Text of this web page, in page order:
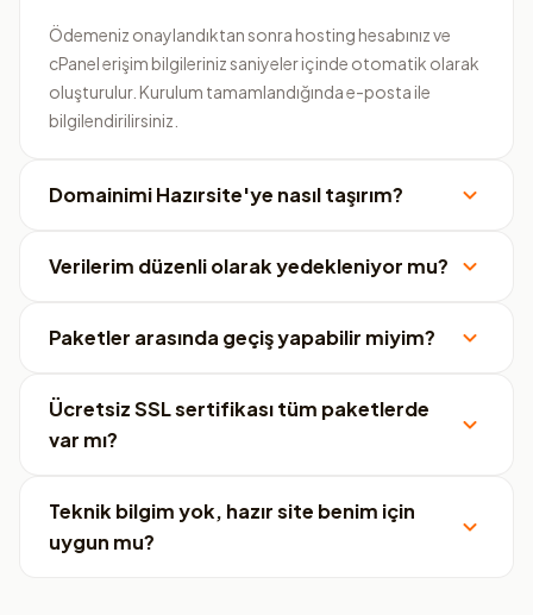
Ödemeniz onaylandıktan sonra hosting hesabınız ve
cPanel erişim bilgileriniz saniyeler içinde otomatik olarak
oluşturulur. Kurulum tamamlandığında e-posta ile
bilgilendirilirsiniz.
Domainimi Hazırsite'ye nasıl taşırım?
Verilerim düzenli olarak yedekleniyor mu?
Paketler arasında geçiş yapabilir miyim?
Ücretsiz SSL sertifikası tüm paketlerde
var mı?
Teknik bilgim yok, hazır site benim için
uygun mu?